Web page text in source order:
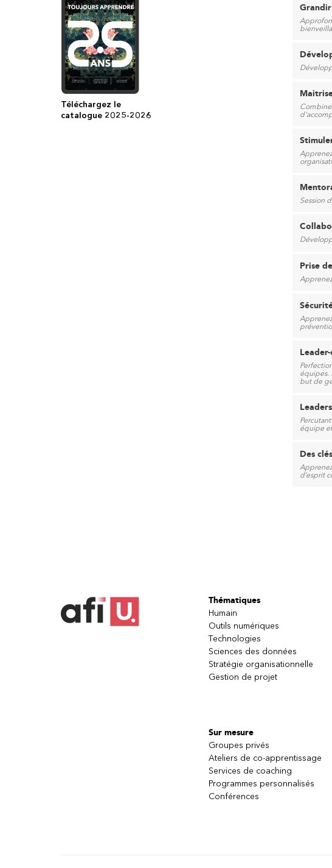
Téléchargez le
catalogue 2025-2026
Session
Prise
équipes.
but de
équipe
Des
d’esprit
Thématiques
Humain
Outils numériques
Technologies
Sciences des données
Stratégie organisationnelle
Gestion de projet
Sur mesure
Groupes privés
Ateliers de co-apprentissage
Services de coaching
Programmes personnalisés
Conférences